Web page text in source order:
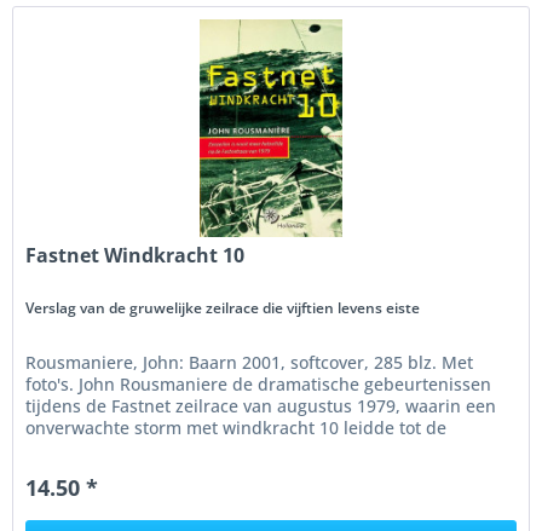
Fastnet Windkracht 10
Verslag van de gruwelijke zeilrace die vijftien levens eiste
Rousmaniere, John: Baarn 2001, softcover, 285 blz. Met
foto's. John Rousmaniere de dramatische gebeurtenissen
tijdens de Fastnet zeilrace van augustus 1979, waarin een
onverwachte storm met windkracht 10 leidde tot de
14.50 *